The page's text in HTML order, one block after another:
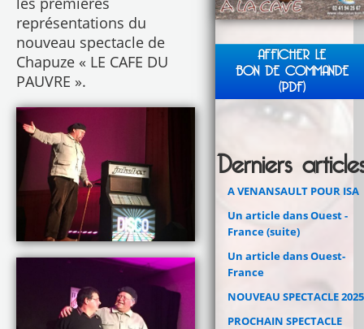
représentations du
nouveau spectacle de
Chapuze « LE CAFE DU
PAUVRE ».
AFFICHER LE
BON DE COMMANDE
(PDF)
Derniers
A VENANSAULT POUR ISA
Un article dans Ouest -
France (suite)
Un article dans Ouest-
France
NOUVEAU SPECTACLE 2025
PROCHAIN SPECTACLE